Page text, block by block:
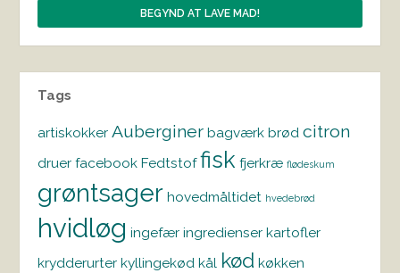
Tags
artiskokker Auberginer bagværk brød citron
druer facebook Fedtstof fisk fjerkræ flødeskum
grøntsager hovedmåltidet hvedebrød
hvidløg ingefær ingredienser kartofler
krydderurter kyllingekød kål kød køkken